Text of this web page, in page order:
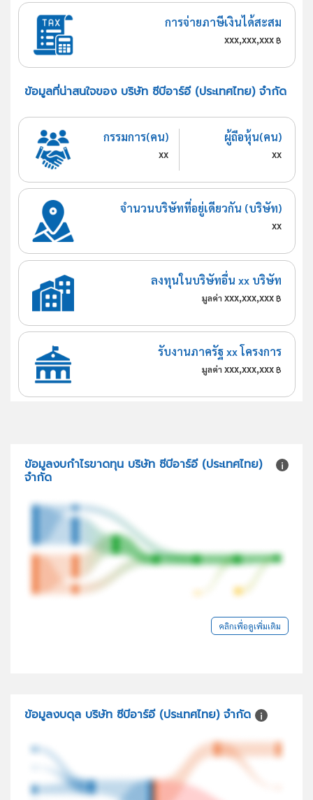
การจ่ายภาษีเงินได้สะสม
xxx,xxx,xxx฿
ข้อมูลที่น่าสนใจของ บริษัท ซีบีอาร์อี (ประเทศไทย) จำกัด
กรรมการ(คน)
xx
ผู้ถือหุ้น(คน)
xx
จำนวนบริษัทที่อยู่เดียวกัน (บริษัท)
xx
ลงทุนในบริษัทอื่น xx บริษัท
มูลค่า xxx,xxx,xxx ฿
รับงานภาครัฐ xx โครงการ
มูลค่า xxx,xxx,xxx ฿
ข้อมูลงบกำไรขาดทุน บริษัท ซีบีอาร์อี (ประเทศไทย)
จำกัด
คลิกเพื่อดูเพิ่มเติม
ข้อมูลงบดุล บริษัท ซีบีอาร์อี (ประเทศไทย) จำกัด